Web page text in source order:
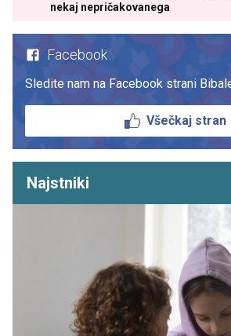
nekaj nepričakovanega
Facebook
Sledite nam na Facebook strani
Všečkaj stran
Najstniki